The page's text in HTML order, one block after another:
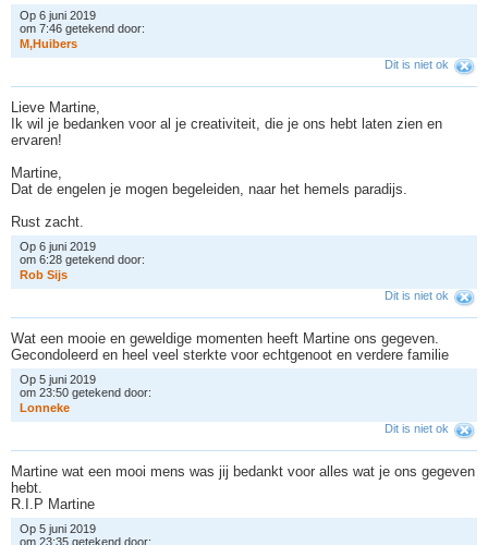
Op 6 juni 2019
om 7:46 getekend door:
M,Huibers
Dit is niet ok
Lieve Martine,
Ik wil je bedanken voor al je creativiteit, die je ons hebt laten zien en
ervaren!
Martine,
Dat de engelen je mogen begeleiden, naar het hemels paradijs.
Rust zacht.
Op 6 juni 2019
om 6:28 getekend door:
Rob Sijs
Dit is niet ok
Wat een mooie en geweldige momenten heeft Martine ons gegeven.
Gecondoleerd en heel veel sterkte voor echtgenoot en verdere familie
Op 5 juni 2019
om 23:50 getekend door:
Lonneke
Dit is niet ok
Martine wat een mooi mens was jij bedankt voor alles wat je ons gegeven
hebt.
R.I.P Martine
Op 5 juni 2019
om 23:35 getekend door: